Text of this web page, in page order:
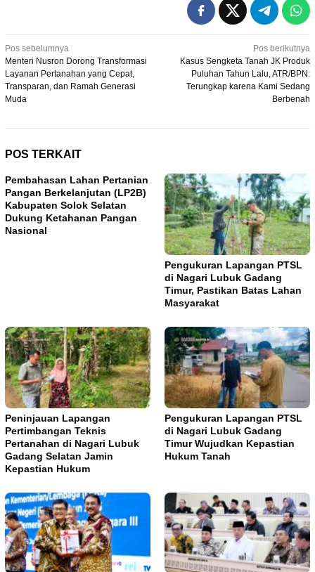
Navigasi
pos
Pos sebelumnya
Menteri Nusron Dorong Transformasi
Layanan Pertanahan yang Cepat,
Transparan, dan Ramah Generasi
Muda
Pos berikutnya
Kasus Sengketa Tanah JK Produk
Puluhan Tahun Lalu, ATR/BPN:
Terungkap karena Kami Sedang
Berbenah
POS TERKAIT
Pembahasan Lahan Pertanian
Pangan Berkelanjutan (LP2B)
Kabupaten Solok Selatan
Dukung Ketahanan Pangan
Nasional
Pengukuran Lapangan PTSL
di Nagari Lubuk Gadang
Timur, Pastikan Batas Lahan
Masyarakat
Peninjauan Lapangan
Pertimbangan Teknis
Pertanahan di Nagari Lubuk
Gadang Selatan Jamin
Kepastian Hukum
Pengukuran Lapangan PTSL
di Nagari Lubuk Gadang
Timur Wujudkan Kepastian
Hukum Tanah